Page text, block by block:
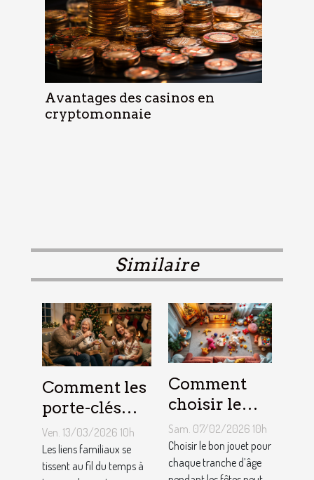
Avantages des casinos en
cryptomonnaie
Similaire
Comment les
porte-clés
personnalisés
peuvent
renforcer les
Ven. 13/03/2026 10h
Les liens familiaux se
tissent au fil du temps à
Comment
choisir le
jouet idéal
pour chaque
âge lors des
Sam. 07/02/2026 10h
Choisir le bon jouet pour
chaque tranche d’âge